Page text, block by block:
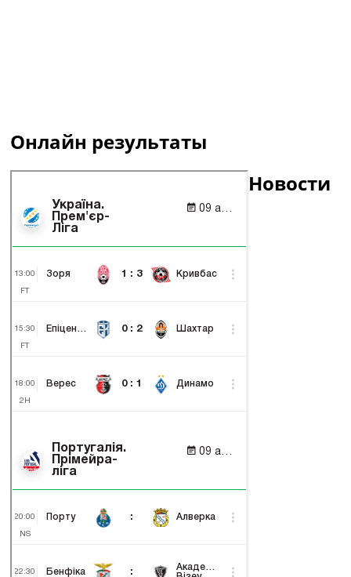
Онлайн результаты
Новости